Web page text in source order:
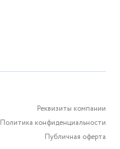
Реквизиты компании
Политика конфиденциальности
Публичная оферта